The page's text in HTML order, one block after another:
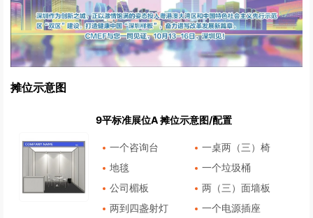
摊位示意图
9平标准展位A 摊位示意图/配置
一个咨询台
一桌两（三）椅
地毯
一个垃圾桶
公司楣板
两（三）面墙板
两到四盏射灯
一个电源插座